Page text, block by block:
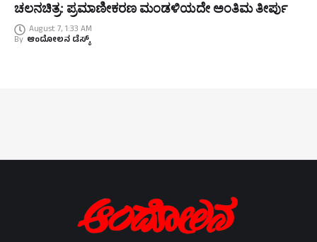
ಚಲನಚಿತ್ರ: ಪ್ರಮಾಣೀಕರಣ ಮಂಡಳಿಯದೇ ಅಂತಿಮ ತೀರ್ಪು
August 7, 1:33 AM
By ಆಂದೋಲನ ಡೆಸ್ಕ್